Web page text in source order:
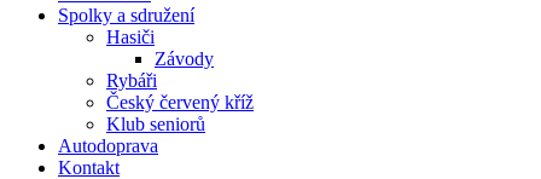
Spolky a sdružení
Hasiči
Závody
Rybáři
Český červený kříž
Klub seniorů
Autodoprava
Kontakt